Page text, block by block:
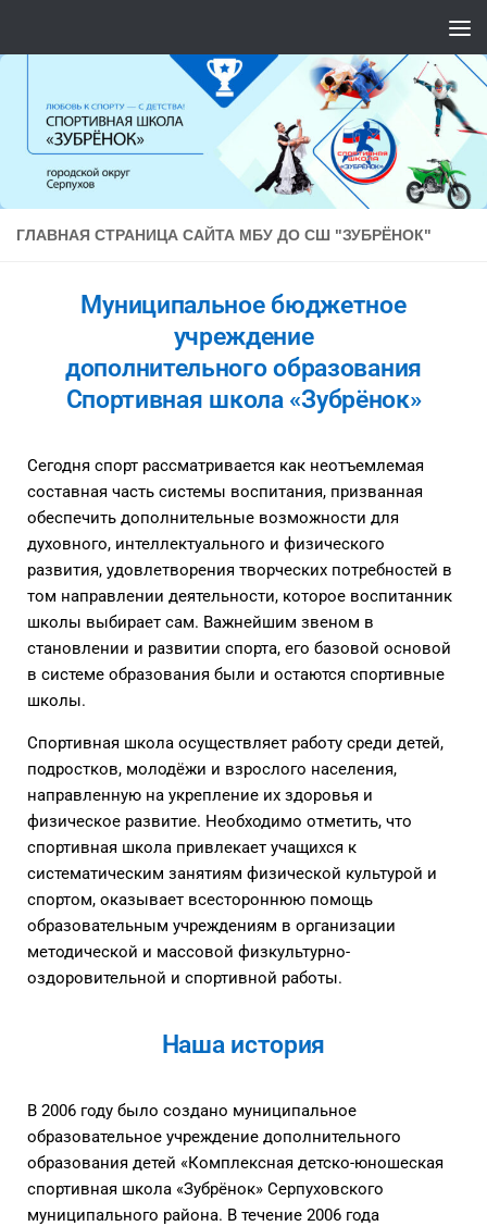
ГЛАВНАЯ СТРАНИЦА САЙТА МБУ ДО СШ "ЗУБРЁНОК"
Муниципальное бюджетное
учреждение
дополнительного образования
Спортивная школа «Зубрёнок»
Сегодня спорт рассматривается как неотъемлемая
составная часть системы воспитания, призванная
обеспечить дополнительные возможности для
духовного, интеллектуального и физического
развития, удовлетворения творческих потребностей в
том направлении деятельности, которое воспитанник
школы выбирает сам. Важнейшим звеном в
становлении и развитии спорта, его базовой основой
в системе образования были и остаются спортивные
школы.
Спортивная школа осуществляет работу среди детей,
подростков, молодёжи и взрослого населения,
направленную на укрепление их здоровья и
физическое развитие. Необходимо отметить, что
спортивная школа привлекает учащихся к
систематическим занятиям физической культурой и
спортом, оказывает всестороннюю помощь
образовательным учреждениям в организации
методической и массовой физкультурно-
оздоровительной и спортивной работы.
Наша история
В 2006 году было создано муниципальное
образовательное учреждение дополнительного
образования детей «Комплексная детско-юношеская
спортивная школа «Зубрёнок» Серпуховского
муниципального района. В течение 2006 года